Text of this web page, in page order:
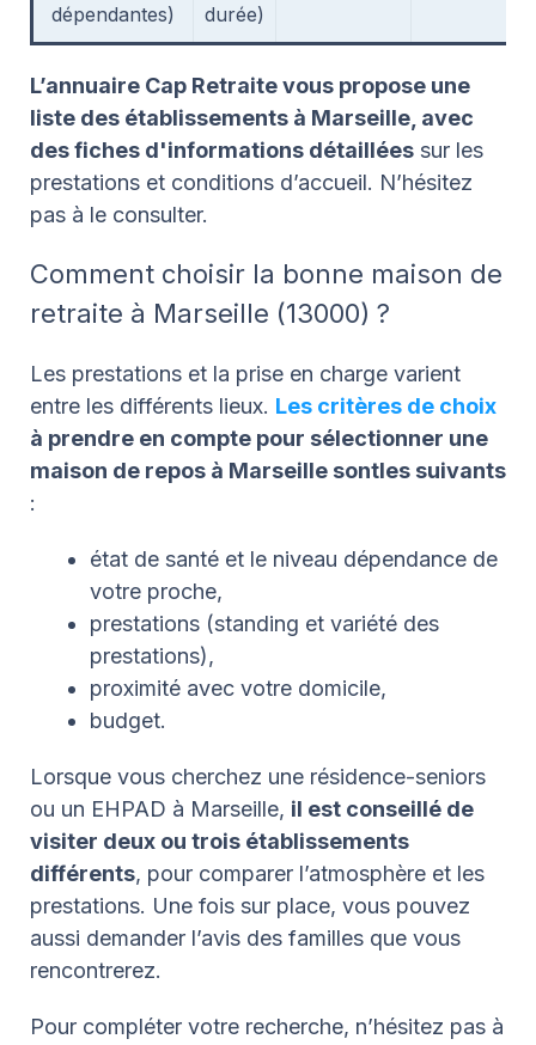
dépendantes)
durée)
L’annuaire Cap Retraite vous propose une
liste des établissements à Marseille, avec
des fiches d'informations détaillées sur les
prestations et conditions d’accueil. N’hésitez
pas à le consulter.
Comment choisir la bonne maison de
retraite à Marseille (13000) ?
Les prestations et la prise en charge varient
entre les différents lieux. Les critères de choix
à prendre en compte pour sélectionner une
maison de repos à Marseille sontles suivants
:
état de santé et le niveau dépendance de
votre proche,
prestations (standing et variété des
prestations),
proximité avec votre domicile,
budget.
Lorsque vous cherchez une résidence-seniors
ou un EHPAD à Marseille, il est conseillé de
visiter deux ou trois établissements
différents, pour comparer l’atmosphère et les
prestations. Une fois sur place, vous pouvez
aussi demander l’avis des familles que vous
rencontrerez.
Pour compléter votre recherche, n’hésitez pas à